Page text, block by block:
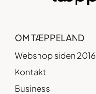
OM TÆPPELAND
Webshop siden 2016
Kontakt
Business